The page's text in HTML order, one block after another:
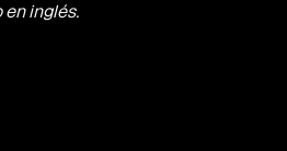
inglés.